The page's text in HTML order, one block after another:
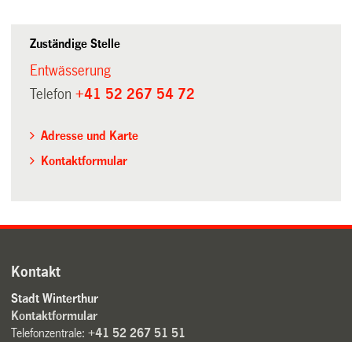
Zuständige Stelle
Entwässerung
Telefon+41 52 267 54 72
Adresse und Karte
Kontaktformular
Kontakt
Stadt Winterthur
Kontaktformular
Telefonzentrale:+41 52 267 51 51